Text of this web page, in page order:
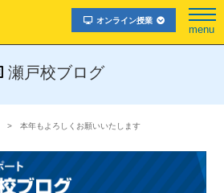
オンライン授業
menu
瀬戸校ブログ
本年もよろしくお願いいたします